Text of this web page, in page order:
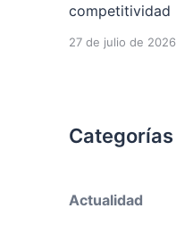
competitividad
27 de julio de 2026
Categorías
Actualidad